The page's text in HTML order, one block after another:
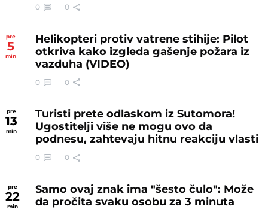
0 0
pre
5
min
Helikopteri protiv vatrene stihije: Pilot
otkriva kako izgleda gašenje požara iz
vazduha (VIDEO)
0 0
pre
13
min
Turisti prete odlaskom iz Sutomora!
Ugostitelji više ne mogu ovo da
podnesu, zahtevaju hitnu reakciju vlasti
0 0
pre
22
min
Samo ovaj znak ima "šesto čulo": Može
da pročita svaku osobu za 3 minuta